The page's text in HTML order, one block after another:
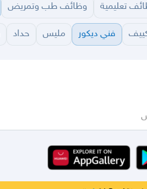
تعليمية وظائف طب وتمريض
فني ديكور مليس حداد